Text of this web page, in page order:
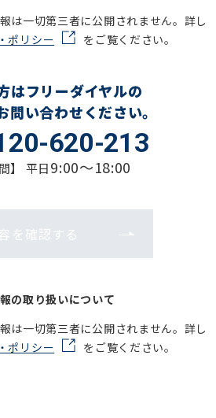
は一切第三者に公開されません。詳し
ポリシー をご覧ください。
はフリーダイヤルの
問い合わせください。
620-213
】 平日9:00～18:00
を確認する
の取り扱いについて
は一切第三者に公開されません。詳し
ポリシー をご覧ください。